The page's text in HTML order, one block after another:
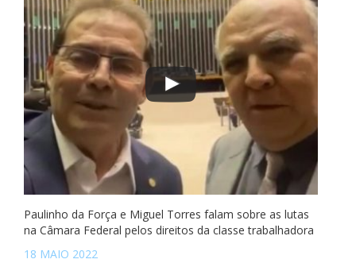
Paulinho da Força e Miguel Torres falam sobre as lutas
na Câmara Federal pelos direitos da classe trabalhadora
18 MAIO 2022